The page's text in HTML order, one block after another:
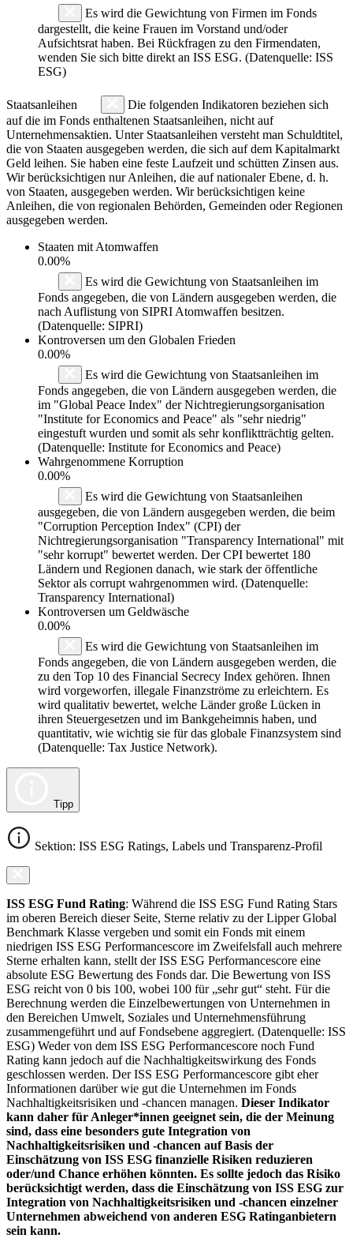
Es wird die Gewichtung von Firmen im Fonds
dargestellt, die keine Frauen im Vorstand und/oder
Aufsichtsrat haben. Bei Rückfragen zu den Firmendaten,
wenden Sie sich bitte direkt an ISS ESG. (Datenquelle: ISS
ESG)
Staatsanleihen
Die folgenden Indikatoren beziehen sich
auf die im Fonds enthaltenen Staatsanleihen, nicht auf
Unternehmensaktien. Unter Staatsanleihen versteht man Schuldtitel,
die von Staaten ausgegeben werden, die sich auf dem Kapitalmarkt
Geld leihen. Sie haben eine feste Laufzeit und schütten Zinsen aus.
Wir berücksichtigen nur Anleihen, die auf nationaler Ebene, d. h.
von Staaten, ausgegeben werden. Wir berücksichtigen keine
Anleihen, die von regionalen Behörden, Gemeinden oder Regionen
ausgegeben werden.
Staaten mit Atomwaffen
0.00%
Es wird die Gewichtung von Staatsanleihen im
Fonds angegeben, die von Ländern ausgegeben werden, die
nach Auflistung von SIPRI Atomwaffen besitzen.
(Datenquelle: SIPRI)
Kontroversen um den Globalen Frieden
0.00%
Es wird die Gewichtung von Staatsanleihen im
Fonds angegeben, die von Ländern ausgegeben werden, die
im "Global Peace Index" der Nichtregierungsorganisation
"Institute for Economics and Peace" als "sehr niedrig"
eingestuft wurden und somit als sehr konfliktträchtig gelten.
(Datenquelle: Institute for Economics and Peace)
Wahrgenommene Korruption
0.00%
Es wird die Gewichtung von Staatsanleihen
ausgegeben, die von Ländern ausgegeben werden, die beim
"Corruption Perception Index" (CPI) der
Nichtregierungsorganisation "Transparency International" mit
"sehr korrupt" bewertet werden. Der CPI bewertet 180
Ländern und Regionen danach, wie stark der öffentliche
Sektor als corrupt wahrgenommen wird. (Datenquelle:
Transparency International)
Kontroversen um Geldwäsche
0.00%
Es wird die Gewichtung von Staatsanleihen im
Fonds angegeben, die von Ländern ausgegeben werden, die
zu den Top 10 des Financial Secrecy Index gehören. Ihnen
wird vorgeworfen, illegale Finanzströme zu erleichtern. Es
wird qualitativ bewertet, welche Länder große Lücken in
ihren Steuergesetzen und im Bankgeheimnis haben, und
quantitativ, wie wichtig sie für das globale Finanzsystem sind
(Datenquelle: Tax Justice Network).
Tipp
Sektion: ISS ESG Ratings, Labels und Transparenz-Profil
ISS ESG Fund Rating: Während die ISS ESG Fund Rating Stars
im oberen Bereich dieser Seite, Sterne relativ zu der Lipper Global
Benchmark Klasse vergeben und somit ein Fonds mit einem
niedrigen ISS ESG Performancescore im Zweifelsfall auch mehrere
Sterne erhalten kann, stellt der ISS ESG Performancescore eine
absolute ESG Bewertung des Fonds dar. Die Bewertung von ISS
ESG reicht von 0 bis 100, wobei 100 für „sehr gut“ steht. Für die
Berechnung werden die Einzelbewertungen von Unternehmen in
den Bereichen Umwelt, Soziales und Unternehmensführung
zusammengeführt und auf Fondsebene aggregiert. (Datenquelle: ISS
ESG) Weder von dem ISS ESG Performancescore noch Fund
Rating kann jedoch auf die Nachhaltigkeitswirkung des Fonds
geschlossen werden. Der ISS ESG Performancescore gibt eher
Informationen darüber wie gut die Unternehmen im Fonds
Nachhaltigkeitsrisiken und -chancen managen. Dieser Indikator
kann daher für Anleger*innen geeignet sein, die der Meinung
sind, dass eine besonders gute Integration von
Nachhaltigkeitsrisiken und -chancen auf Basis der
Einschätzung von ISS ESG finanzielle Risiken reduzieren
oder/und Chance erhöhen könnten. Es sollte jedoch das Risiko
berücksichtigt werden, dass die Einschätzung von ISS ESG zur
Integration von Nachhaltigkeitsrisiken und -chancen einzelner
Unternehmen abweichend von anderen ESG Ratinganbietern
sein kann.